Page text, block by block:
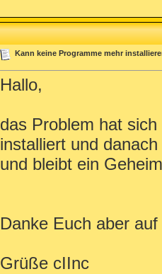
Kann keine Programme mehr
Hallo,
das Problem hat
installiert und
und bleibt ein
Danke Euch aber
Grüße cIInc